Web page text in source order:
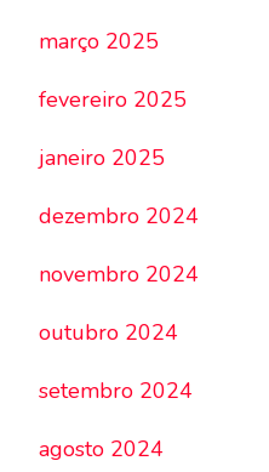
março 2025
fevereiro 2025
janeiro 2025
dezembro 2024
novembro 2024
outubro 2024
setembro 2024
agosto 2024